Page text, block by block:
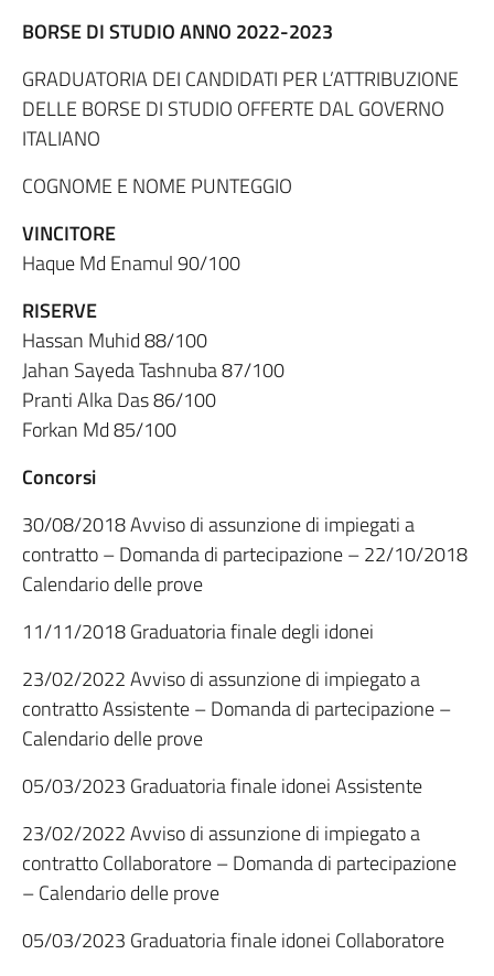
BORSE DI STUDIO ANNO 2022-2023
GRADUATORIA DEI CANDIDATI PER L’ATTRIBUZIONE
DELLE BORSE DI STUDIO OFFERTE DAL GOVERNO
ITALIANO
COGNOME E NOME PUNTEGGIO
VINCITORE
Haque Md Enamul 90/100
RISERVE
Hassan Muhid 88/100
Jahan Sayeda Tashnuba 87/100
Pranti Alka Das 86/100
Forkan Md 85/100
Concorsi
30/08/2018 Avviso di assunzione di impiegati a
contratto – Domanda di partecipazione – 22/10/2018
Calendario delle prove
11/11/2018 Graduatoria finale degli idonei
23/02/2022 Avviso di assunzione di impiegato a
contratto Assistente – Domanda di partecipazione –
Calendario delle prove
05/03/2023 Graduatoria finale idonei Assistente
23/02/2022 Avviso di assunzione di impiegato a
contratto Collaboratore – Domanda di partecipazione
– Calendario delle prove
05/03/2023 Graduatoria finale idonei Collaboratore